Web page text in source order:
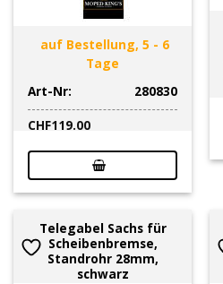
auf Bestellung, 5 - 6
Tage
Art-Nr:
280830
CHF119.00
Telegabel Sachs für
Scheibenbremse,
Standrohr 28mm,
schwarz